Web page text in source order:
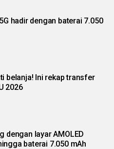
hadir dengan baterai 7.050
belanja! Ini rekap transfer
2026
dengan layar AMOLED
baterai 7.050 mAh